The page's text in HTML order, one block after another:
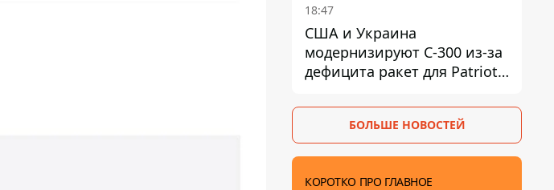
18:47
США и Украина
модернизируют С-300 из-за
дефицита ракет для Patriot -
БОЛЬШЕ НОВОСТЕЙ
КОРОТКО ПРО ГЛАВНОЕ